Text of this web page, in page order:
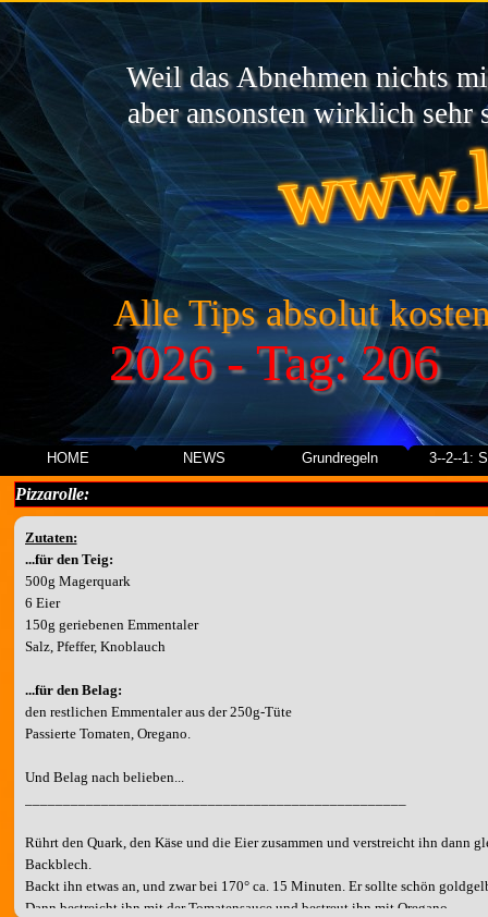
HOME NEWS Grundregeln 3--2--1:
2026 - Tag: 206
Weil das Abnehmen nichts
aber ansonsten wirklich sehr
Alle Tips absolut
Pizzarolle:
Zutaten:
...für den Teig:
500g Magerquark
6 Eier
150g geriebenen Emmentaler
Salz, Pfeffer, Knoblauch
...für den Belag:
den restlichen Emmentaler aus der 250g-Tüte
Passierte Tomaten, Oregano.
Und Belag nach belieben...
Rührt den Quark, den Käse und die Eier zusammen und verstreicht ihn dann
Backblech.
Backt ihn etwas an, und zwar bei 170° ca. 15 Minuten. Er sollte schön
Dann bestreicht ihn mit der Tomatensauce und bestreut ihn mit Oregano.